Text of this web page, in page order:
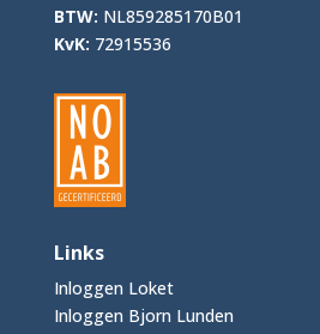
BTW: NL859285170B01
KvK: 72915536
Links
Inloggen Loket
Inloggen Bjorn Lunden